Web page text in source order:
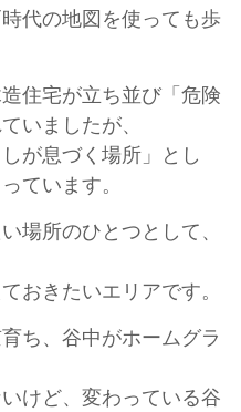
代の地図を使っても歩
住宅が立ち並び「危険
いましたが、
が息づく場所」とし
ています。
場所のひとつとして、
おきたいエリアです。
ち、谷中がホームグラ
けど、変わっている谷